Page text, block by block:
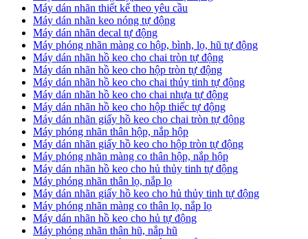
Máy dán nhãn thiết kế theo yêu cầu
​Máy dán nhãn keo nóng tự động
Máy dán nhãn decal tự động
Máy phóng nhãn màng co hộp, bình, lọ, hũ tự động
Máy dán nhãn hồ keo cho chai tròn tự động
Máy dán nhãn hồ keo cho hộp tròn tự động
Máy dán nhãn hồ keo cho chai thủy tinh tự động
Máy dán nhãn hồ keo cho chai nhựa tự động
Máy dán nhãn hồ keo cho hộp thiếc tự động
Máy dán nhãn giấy hồ keo cho chai tròn tự động
Máy phóng nhãn thân hộp, nắp hộp
Máy dán nhãn giấy hồ keo cho hộp tròn tự động
Máy phóng nhãn màng co thân hộp, nắp hộp
Máy dán nhãn hồ keo cho hủ thủy tinh tự động
Máy phóng nhãn thân lọ, nắp lọ
Máy dán nhãn giấy hồ keo cho hủ thủy tinh tự động
Máy phóng nhãn màng co thân lọ, nắp lọ
Máy dán nhãn hồ keo cho hủ tự động
Máy phóng nhãn thân hũ, nắp hũ